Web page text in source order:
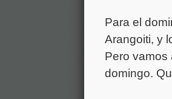
Para el
Arangoiti, y
Pero vamos
domingo.